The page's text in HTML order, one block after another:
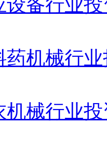
设备行业
药机械行
机械行业